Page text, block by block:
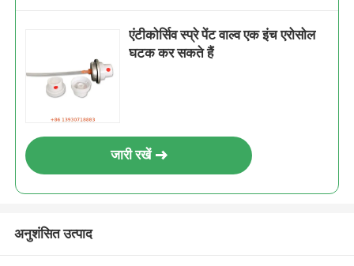
एंटीकोर्सिव स्प्रे पेंट वाल्व एक इंच एरोसोल
घटक कर सकते हैं
जारी रखें
अनुशंसित उत्पाद